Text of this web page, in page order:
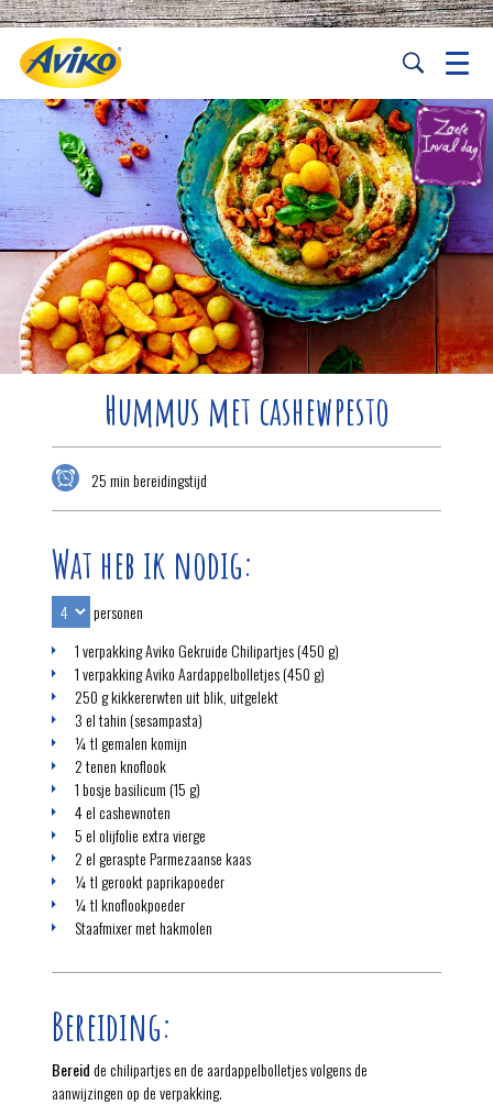
Hummus met cashewpesto
25 min bereidingstijd
Wat heb ik nodig:
personen
1 verpakking Aviko Gekruide Chilipartjes (450 g)
1 verpakking Aviko Aardappelbolletjes (450 g)
250 g kikkererwten uit blik, uitgelekt
3 el tahin (sesampasta)
¼ tl gemalen komijn
2 tenen knoflook
1 bosje basilicum (15 g)
4 el cashewnoten
5 el olijfolie extra vierge
2 el geraspte Parmezaanse kaas
¼ tl gerookt paprikapoeder
¼ tl knoflookpoeder
Staafmixer met hakmolen
Bereiding:
Bereidde chilipartjes en de aardappelbolletjes volgens de
aanwijzingen op de verpakking.